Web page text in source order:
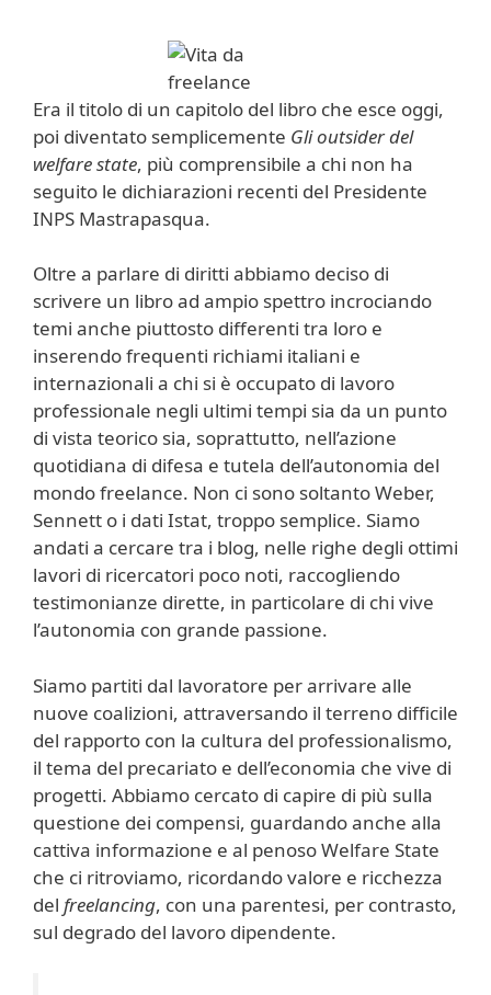
Era il titolo di un capitolo del libro che esce oggi,
poi diventato semplicemente Gli outsider del
welfare state, più comprensibile a chi non ha
seguito le dichiarazioni recenti del Presidente
INPS Mastrapasqua.
Oltre a parlare di diritti abbiamo deciso di
scrivere un libro ad ampio spettro incrociando
temi anche piuttosto differenti tra loro e
inserendo frequenti richiami italiani e
internazionali a chi si è occupato di lavoro
professionale negli ultimi tempi sia da un punto
di vista teorico sia, soprattutto, nell’azione
quotidiana di difesa e tutela dell’autonomia del
mondo freelance. Non ci sono soltanto Weber,
Sennett o i dati Istat, troppo semplice. Siamo
andati a cercare tra i blog, nelle righe degli ottimi
lavori di ricercatori poco noti, raccogliendo
testimonianze dirette, in particolare di chi vive
l’autonomia con grande passione.
Siamo partiti dal lavoratore per arrivare alle
nuove coalizioni, attraversando il terreno difficile
del rapporto con la cultura del professionalismo,
il tema del precariato e dell’economia che vive di
progetti. Abbiamo cercato di capire di più sulla
questione dei compensi, guardando anche alla
cattiva informazione e al penoso Welfare State
che ci ritroviamo, ricordando valore e ricchezza
del freelancing, con una parentesi, per contrasto,
sul degrado del lavoro dipendente.